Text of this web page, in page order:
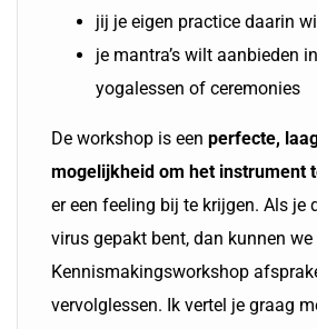
jij je eigen practice daarin
je mantra’s wilt aanbieden
yogalessen of ceremonies
De workshop is een perfecte,
mogelijkheid om het instrument
er een feeling bij te krijgen. Als je
virus gepakt bent, dan kunnen we
Kennismakingsworkshop
vervolglessen. Ik vertel je graag